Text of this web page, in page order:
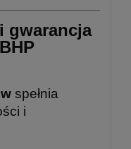
gwarancja
spełnia
i